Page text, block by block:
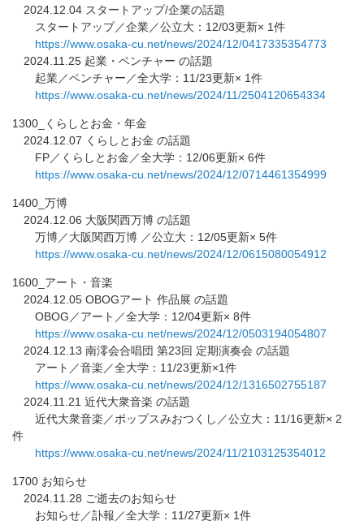
2024.12.04 スタートアップ/企業の話題
スタートアップ／企業／公立大：12/03更新× 1件
https://www.osaka-cu.net/news/2024/12/0417335354773
2024.11.25 起業・ベンチャー の話題
起業／ベンチャー／全大学：11/23更新× 1件
https://www.osaka-cu.net/news/2024/11/2504120654334
1300_くらしとお金・年金
2024.12.07 くらしとお金 の話題
FP／くらしとお金／全大学：12/06更新× 6件
https://www.osaka-cu.net/news/2024/12/0714461354999
1400_万博
2024.12.06 大阪関西万博 の話題
万博／大阪関西万博 ／公立大：12/05更新× 5件
https://www.osaka-cu.net/news/2024/12/0615080054912
1600_アート・音楽
2024.12.05 OBOGアート 作品展 の話題
OBOG／アート／全大学：12/04更新× 8件
https://www.osaka-cu.net/news/2024/12/0503194054807
2024.12.13 南澪会合唱団 第23回 定期演奏会 の話題
アート／音楽／全大学：11/23更新×1件
https://www.osaka-cu.net/news/2024/12/1316502755187
2024.11.21 近代大衆音楽 の話題
近代大衆音楽／ポップスみおつくし／公立大：11/16更新× 2
件
https://www.osaka-cu.net/news/2024/11/2103125354012
1700 お知らせ
2024.11.28 ご逝去のお知らせ
お知らせ／訃報／全大学：11/27更新× 1件